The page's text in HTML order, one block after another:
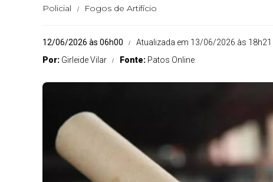
Policial Fogos de Artifício
12/06/2026 às 06h00
Atualizada em 13/06/2026 às 18h21
Por: Girleide Vilar Fonte: Patos Online